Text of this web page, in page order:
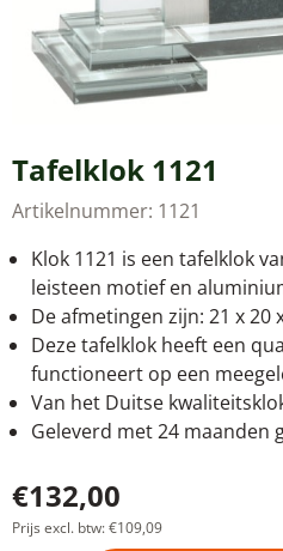
Tafelklok 1121
Artikelnummer: 1121
Klok 1121 is een tafelklok
leisteen motief en
De afmetingen zijn: 21 x 20
Deze tafelklok heeft een
functioneert op een
Van het Duitse
Geleverd met 24 maanden
€132,00
Prijs excl. btw:€109,09